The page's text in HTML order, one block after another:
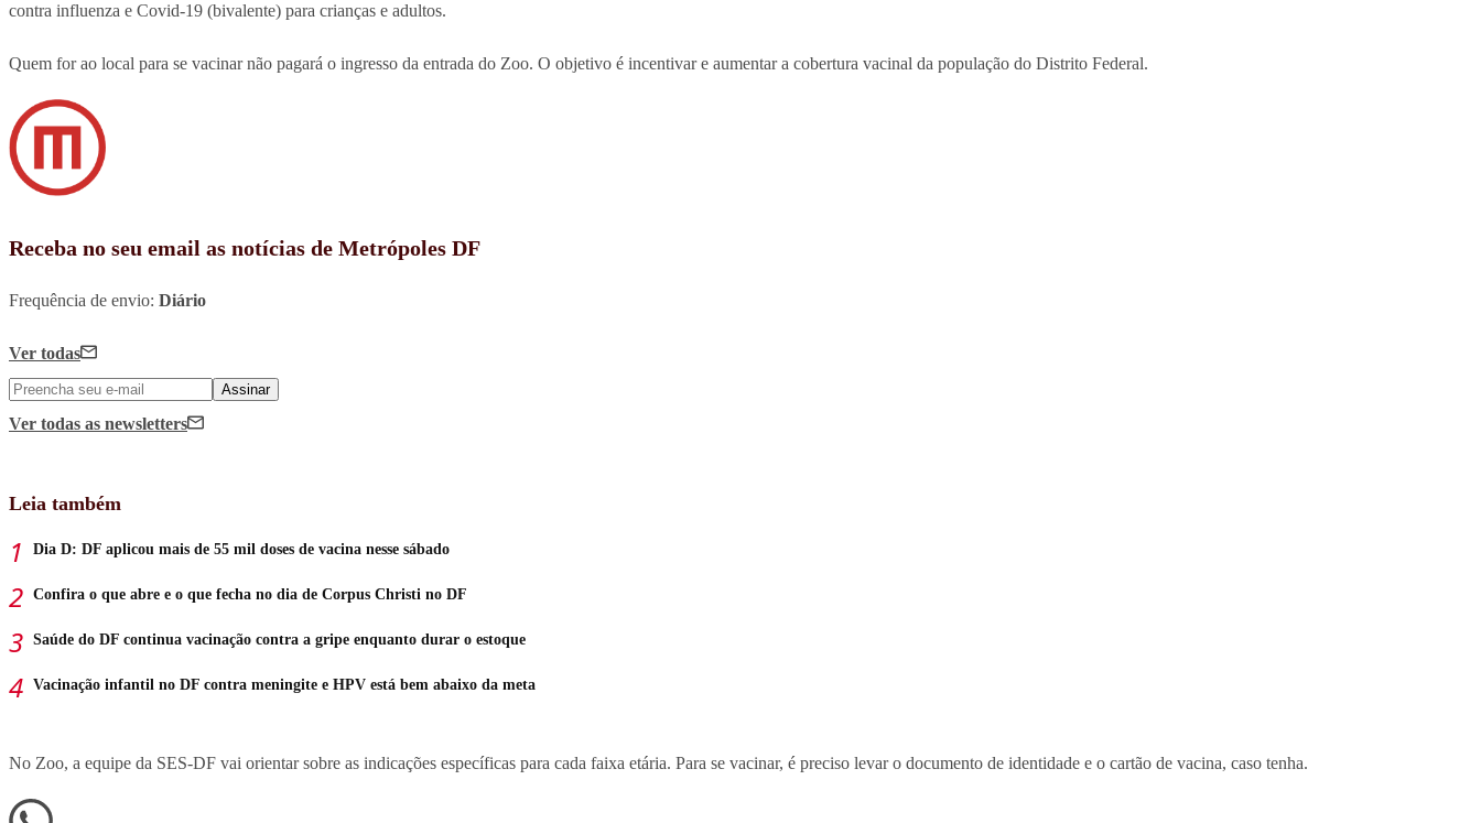
contra influenza e Covid-19 (bivalente) para crianças e adultos.
Quem for ao local para se vacinar não pagará o ingresso da entrada do Zoo. O objetivo é incentivar e aumentar a cobertura vacinal da população do Distrito Federal.
Receba no seu email as notícias de Metrópoles DF
Frequência de envio: Diário
Ver todas
Assinar
Ver todas as newsletters
Leia também
Dia D: DF aplicou mais de 55 mil doses de vacina nesse sábado
Confira o que abre e o que fecha no dia de Corpus Christi no DF
Saúde do DF continua vacinação contra a gripe enquanto durar o estoque
Vacinação infantil no DF contra meningite e HPV está bem abaixo da meta
No Zoo, a equipe da SES-DF vai orientar sobre as indicações específicas para cada faixa etária. Para se vacinar, é preciso levar o documento de identidade e o cartão de vacina, caso tenha.